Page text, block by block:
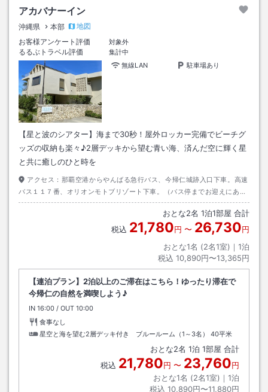
アカバナーイン
沖縄県 本部
地図
お客様アンケート評価
対象外
るるぶトラベル評価
集計中
無線LAN
駐車場あり
【星と波のシアター】海まで30秒！屋外ロッカー完備でビーチグ
ッズの収納も楽々♪2層デッキから望む青い海、済んだ空に輝く星
と共に癒しのひと時を
アクセス： 那覇空港からやんばる急行バス、今帰仁城跡入口下車。高速
バス１１７番、オリオンモトブリゾート下車。（バス停までお迎えにあが
ります。事前にご連絡下さい）
おとな2名 1泊1部屋 合計
税込 21,780円 〜 26,730円
おとな1名 (2名1室)｜ 1泊
税込 10,890円〜13,365円
【連泊プラン】2泊以上のご滞在はこちら！ゆったり滞在で
今帰仁の自然を満喫しよう♪
IN チェックイン
16:00 / OUT チェックアウト
10:00
食事なし
星空と海を望む2層デッキ付き ブルールーム（1～3名）
40平米
おとな2名 1泊 1部屋 合計
税込 21,780円 〜 23,760円
おとな1名 (2名1室)｜ 1泊
税込 10,890円〜11,880円